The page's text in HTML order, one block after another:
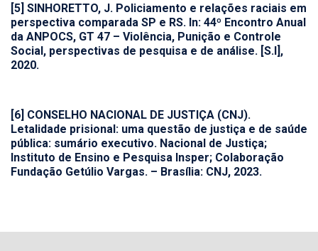
[5] SINHORETTO, J. Policiamento e relações raciais em
perspectiva comparada SP e RS. In: 44º Encontro Anual
da ANPOCS, GT 47 – Violência, Punição e Controle
Social, perspectivas de pesquisa e de análise. [S.l],
2020.
[6] CONSELHO NACIONAL DE JUSTIÇA (CNJ).
Letalidade prisional: uma questão de justiça e de saúde
pública: sumário executivo. Nacional de Justiça;
Instituto de Ensino e Pesquisa Insper; Colaboração
Fundação Getúlio Vargas. – Brasília: CNJ, 2023.